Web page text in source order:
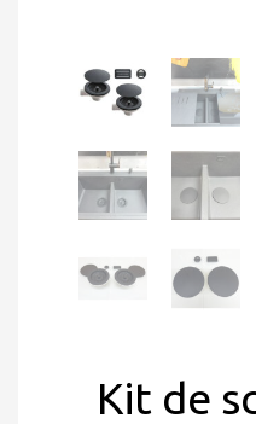
Kit de